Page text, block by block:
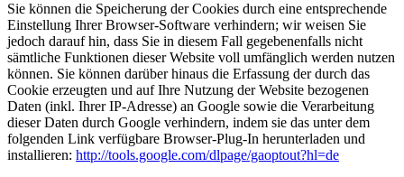
Sie können die Speicherung der Cookies durch eine entsprechende
Einstellung Ihrer Browser-Software verhindern; wir weisen Sie
jedoch darauf hin, dass Sie in diesem Fall gegebenenfalls nicht
sämtliche Funktionen dieser Website voll umfänglich werden nutzen
können. Sie können darüber hinaus die Erfassung der durch das
Cookie erzeugten und auf Ihre Nutzung der Website bezogenen
Daten (inkl. Ihrer IP-Adresse) an Google sowie die Verarbeitung
dieser Daten durch Google verhindern, indem sie das unter dem
folgenden Link verfügbare Browser-Plug-In herunterladen und
installieren: http://tools.google.com/dlpage/gaoptout?hl=de